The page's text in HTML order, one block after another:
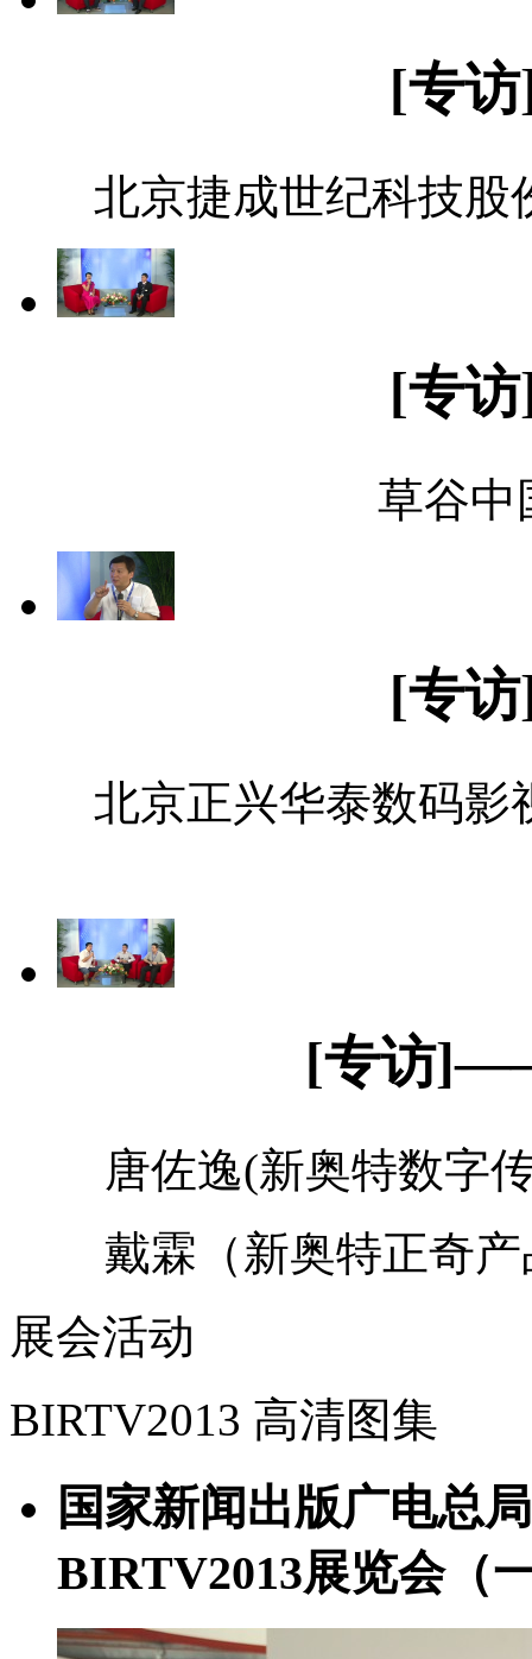
[专
北京捷成世纪科技股
[专
草谷中
[专
北京正兴华泰数码影
[专访
唐佐逸(新奥特数字
戴霖（新奥特正奇产
展会活动
BIRTV2013 高清图集
国家新闻出版广电总
BIRTV2013展览会（